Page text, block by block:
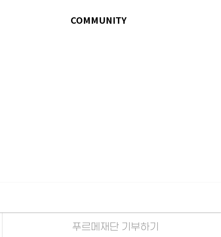
COMMUNITY
푸르메재단 기부하기